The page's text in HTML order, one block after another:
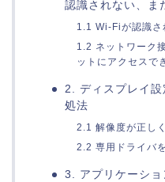
認識されない、ま
1.1 Wi-Fiが認識さ
1.2 ネットワーク
ットにアクセスで
2. ディスプレイ
処法
2.1 解像度が正し
2.2 専用ドライバ
3. アプリケーシ